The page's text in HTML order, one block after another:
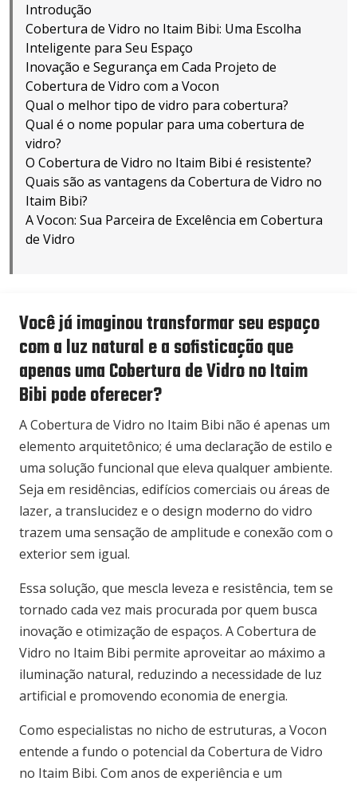
Introdução
Cobertura de Vidro no Itaim Bibi: Uma Escolha
Inteligente para Seu Espaço
Inovação e Segurança em Cada Projeto de
Cobertura de Vidro com a Vocon
Qual o melhor tipo de vidro para cobertura?
Qual é o nome popular para uma cobertura de
vidro?
O Cobertura de Vidro no Itaim Bibi é resistente?
Quais são as vantagens da Cobertura de Vidro no
Itaim Bibi?
A Vocon: Sua Parceira de Excelência em Cobertura
de Vidro
Você já imaginou transformar seu espaço
com a luz natural e a sofisticação que
apenas uma Cobertura de Vidro no Itaim
Bibi pode oferecer?
A Cobertura de Vidro no Itaim Bibi não é apenas um
elemento arquitetônico; é uma declaração de estilo e
uma solução funcional que eleva qualquer ambiente.
Seja em residências, edifícios comerciais ou áreas de
lazer, a translucidez e o design moderno do vidro
trazem uma sensação de amplitude e conexão com o
exterior sem igual.
Essa solução, que mescla leveza e resistência, tem se
tornado cada vez mais procurada por quem busca
inovação e otimização de espaços. A Cobertura de
Vidro no Itaim Bibi permite aproveitar ao máximo a
iluminação natural, reduzindo a necessidade de luz
artificial e promovendo economia de energia.
Como especialistas no nicho de estruturas, a Vocon
entende a fundo o potencial da Cobertura de Vidro
no Itaim Bibi. Com anos de experiência e um